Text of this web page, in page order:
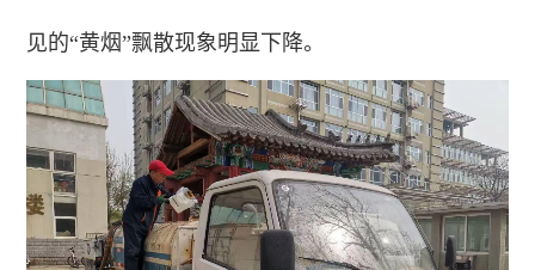
见的“黄烟”飘散现象明显下降。